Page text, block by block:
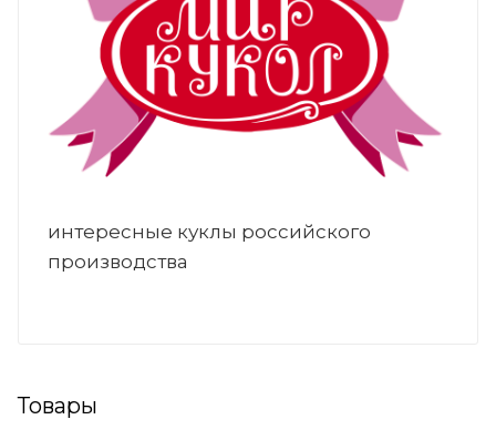
интересные куклы российского
производства
Товары